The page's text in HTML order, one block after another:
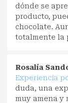
dónde se
producto,
chocolate.
totalmente la
Rosalía
Experiencia
duda, una
muy amena y